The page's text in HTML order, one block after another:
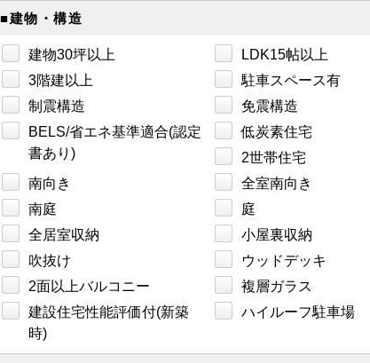
■建物・構造
建物30坪以上 LDK15帖以上
3階建以上
駐車スペース有
制震構造
免震構造
BELS/省エネ基準適合(認定
書あり)
低炭素住宅
2世帯住宅
南向き
全室南向き
南庭
庭
全居室収納
小屋裏収納
吹抜け
ウッドデッキ
2面以上バルコニー
複層ガラス
建設住宅性能評価付(新築
時)
ハイルーフ駐車場